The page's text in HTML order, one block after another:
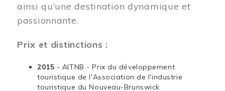
ainsi qu’une destination dynamique et
passionnante.
Prix et distinctions :
2015 - AITNB - Prix du développement
touristique de l'Association de l'industrie
touristique du Nouveau-Brunswick